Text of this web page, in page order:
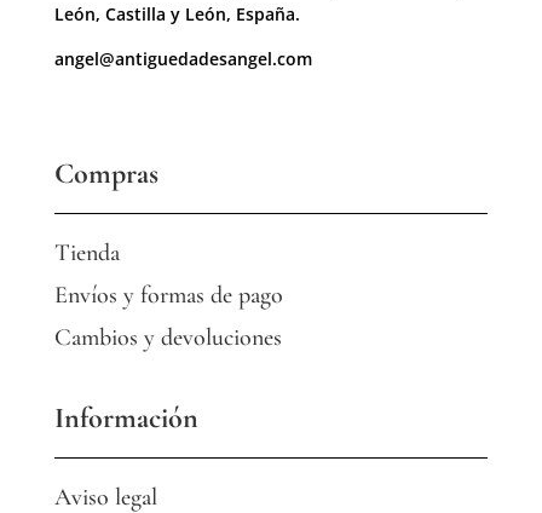
León, Castilla y León, España.
angel@antiguedadesangel.com
Compras
Tienda
Envíos y formas de pago
Cambios y devoluciones
Información
Aviso legal